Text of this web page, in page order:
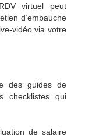
virtuel peut
d’embauche
vidéo via votre
des guides de
checklistes qui
de salaire